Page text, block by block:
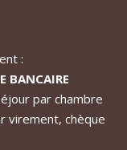
:
BANCAIRE
par chambre
virement, chèque